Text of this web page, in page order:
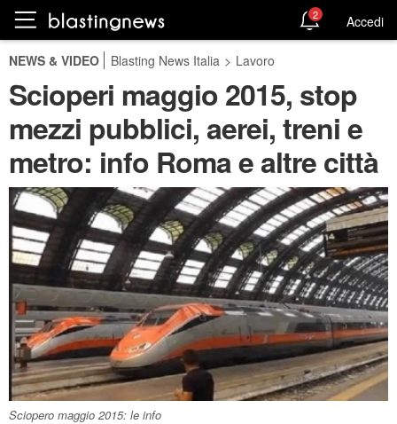
2 Accedi
NEWS & VIDEO Blasting News Italia > Lavoro
Scioperi maggio 2015, stop
mezzi pubblici, aerei, treni e
metro: info Roma e altre città
Sciopero maggio 2015: le info